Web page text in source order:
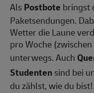
AlsPostbote bringst
Paketsendungen.
Wetter die Laune
pro Woche
unterwegs. Auch
Studentensind bei
du zählst, wie du bist!